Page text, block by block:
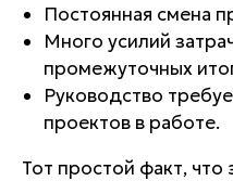
Постоянная смена
Много усилий
промежуточных
Руководство
проектов в работе.
Тот простой факт, что